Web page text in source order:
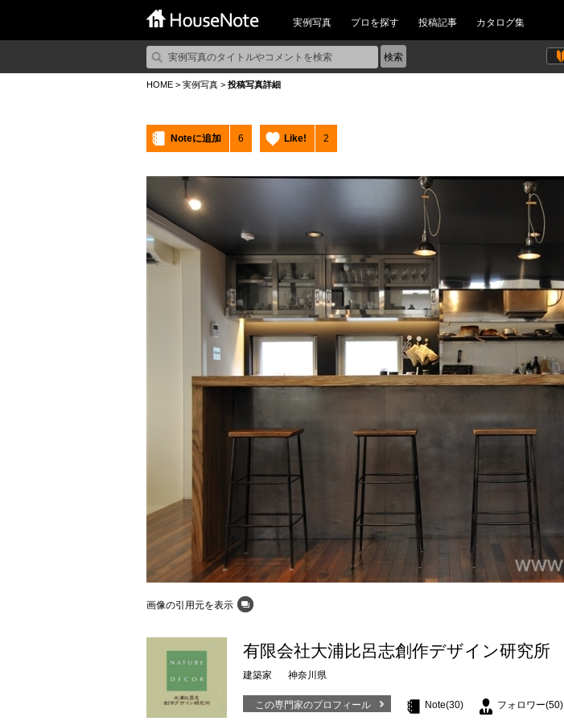
実例写真 プロを探す 投稿記事 カタログ集
HOME > 実例写真 > 投稿写真詳細
Noteに追加 6 Like! 2
画像の引用元を表示
有限会社大浦比呂志創作デザイン研究所
建築家 神奈川県
この専門家のプロフィール Note(30) フォロワー(50)